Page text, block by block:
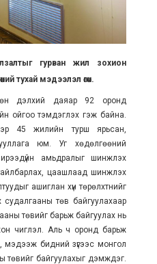
гурван жил зохион
тухай мэдээлэл өгөөч.
дэлхий даяар 92 оронд
ойгоо тэмдэглэх гэж байна.
45 жилийн турш ярьсан,
юм. Уг хөдөлгөөний
амьдралыг шинжлэх
цаашлаад шинжлэх
ашиглан хүн төрөлхтнийг
төв байгуулахаар
төвийг барьж байгуулах нь
чиглэл. Аль ч оронд барьж
мэдээж бидний зүгээс монгол
төвийг байгуулахыг дэмждэг.